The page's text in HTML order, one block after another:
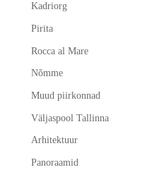
Kadriorg
Pirita
Rocca al Mare
Nõmme
Muud piirkonnad
Väljaspool Tallinna
Arhitektuur
Panoraamid